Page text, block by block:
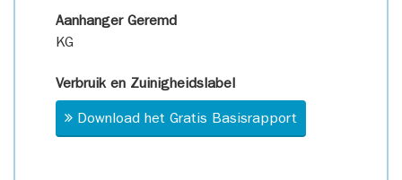
Aanhanger Geremd
KG
Verbruik en Zuinigheidslabel
Download het Gratis Basisrapport